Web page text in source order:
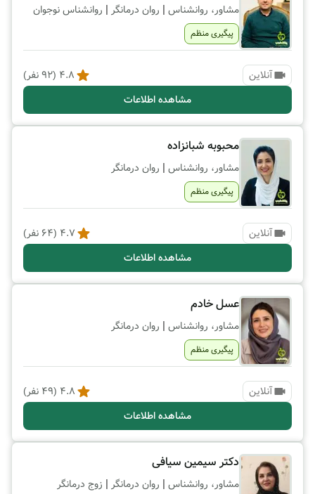
مشاور، روانشناس | روان درمانگر | روانشناس نوجوان
پیگیری منظم
آنلاین 4.8
(
92نفر)
مشاهده اطلاعات
محبوبه شبانزاده
مشاور، روانشناس | روان درمانگر
پیگیری منظم
آنلاین 4.7
(
64 نفر)
مشاهده اطلاعات
عسل خادم
مشاور، روانشناس | روان درمانگر
پیگیری منظم
آنلاین 4.8
(
49 نفر)
مشاهده اطلاعات
دکتر سیمین سیافی
مشاور، روانشناس | روان درمانگر | زوج درمانگر